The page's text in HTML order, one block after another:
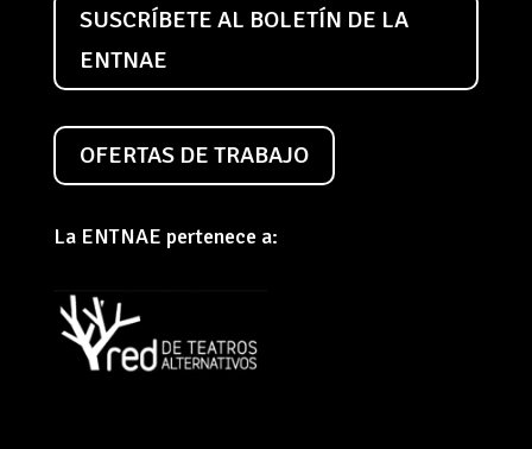
SUSCRÍBETE AL BOLETÍN DE LA
ENTNAE
OFERTAS DE TRABAJO
La ENTNAE pertenece a: